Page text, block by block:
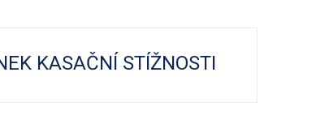
KASAČNÍ STÍŽNOSTI